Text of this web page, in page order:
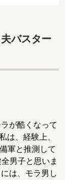
バスター
が酷くなって
は、経験上、
軍と推測して
男子と思いま
は、モラ男し